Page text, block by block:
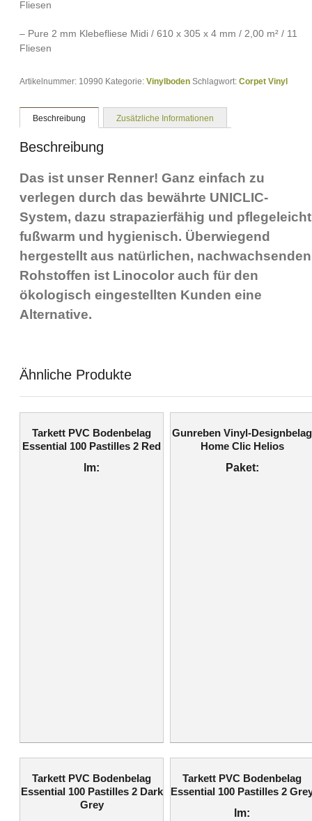
Fliesen
– Pure 2 mm Klebefliese Midi / 610 x 305 x 4 mm / 2,00 m² / 11
Fliesen
Artikelnummer: 10990 Kategorie: Vinylboden Schlagwort: Corpet Vinyl
Beschreibung Zusätzliche Informationen
Beschreibung
Das ist unser Renner! Ganz einfach zu
verlegen durch das bewährte UNICLIC-
System, dazu strapazierfähig und
fußwarm und hygienisch. Überwiegend
hergestellt aus natürlichen, nachwachsenden
Rohstoffen ist Linocolor auch für den
ökologisch eingestellten Kunden eine
Alternative.
Ähnliche Produkte
Tarkett PVC Bodenbelag
Essential 100 Pastilles 2 Red
lm:
Gunreben Vinyl-Designbelag
Home Clic Helios
Paket:
Tarkett PVC Bodenbelag
Essential 100 Pastilles 2 Dark
Grey
Tarkett PVC Bodenbelag
Essential 100 Pastilles 2
lm: